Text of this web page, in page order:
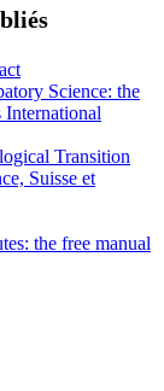
Science: the
International
Transition
Suisse et
the free manual